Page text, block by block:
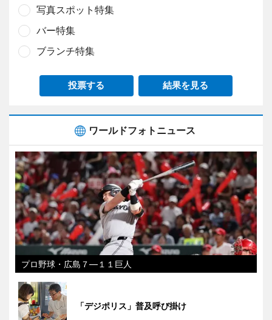
写真スポット特集
バー特集
ブランチ特集
投票する 結果を見る
ワールドフォトニュース
プロ野球・広島７―１１巨人
「デジポリス」普及呼び掛け